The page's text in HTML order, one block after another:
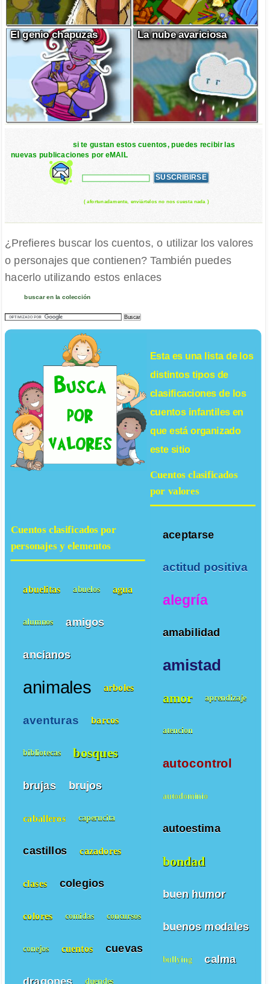
El genio chapuzas La nube avariciosa
si te gustan estos cuentos, puedes recibir las
nuevas publicaciones por eMAIL
( afortunadamente, enviártelos no nos cuesta nada )
¿Prefieres buscar los cuentos, o utilizar los valores
o personajes que contienen? También puedes
hacerlo utilizando estos enlaces
buscar en la colección
Esta es una lista de los
distintos tipos de
clasificaciones de los
cuentos infantilesen
que está organizado
este sitio
Cuentos clasificados
por valores
aceptarse
actitud positiva
alegría
amabilidad
amistad
amor aprendizaje
atencion
autocontrol
autodominio
autoestima
bondad
buen humor
buenos modales
bullying calma
Cuentos clasificados por
personajes y elementos
abuelitas abuelos agua
alumnos amigos
ancianos
animales arboles
aventuras barcos
bibliotecas bosques
brujas brujos
caballeros caperucita
castillos cazadores
clases colegios
colores comidas concursos
conejos cuentos cuevas
dragones duendes